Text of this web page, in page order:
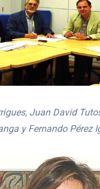
Juan David
y Fernando Pérez